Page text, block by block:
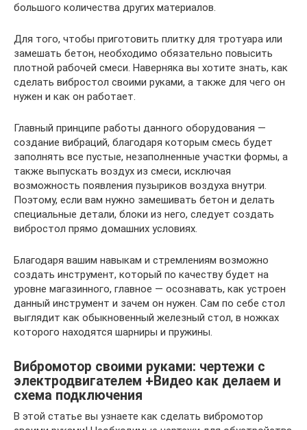
большого количества других материалов.
Для того, чтобы приготовить плитку для тротуара или
замешать бетон, необходимо обязательно повысить
плотной рабочей смеси. Наверняка вы хотите знать, как
сделать вибростол своими руками, а также для чего он
нужен и как он работает.
Главный принципе работы данного оборудования —
создание вибраций, благодаря которым смесь будет
заполнять все пустые, незаполненные участки формы, а
также выпускать воздух из смеси, исключая
возможность появления пузыриков воздуха внутри.
Поэтому, если вам нужно замешивать бетон и делать
специальные детали, блоки из него, следует создать
вибростол прямо домашних условиях.
Благодаря вашим навыкам и стремлениям возможно
создать инструмент, который по качеству будет на
уровне магазинного, главное — осознавать, как устроен
данный инструмент и зачем он нужен. Сам по себе стол
выглядит как обыкновенный железный стол, в ножках
которого находятся шарниры и пружины.
Вибромотор своими руками: чертежи с
электродвигателем +Видео как делаем и
схема подключения
В этой статье вы узнаете как сделать вибромотор